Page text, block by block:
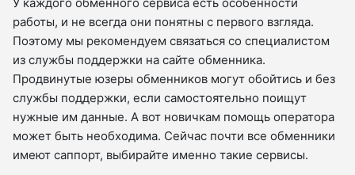
У каждого обменного сервиса есть особенности
работы, и не всегда они понятны с первого взгляда.
Поэтому мы рекомендуем связаться со специалистом
из службы поддержки на сайте обменника.
Продвинутые юзеры обменников могут обойтись и без
службы поддержки, если самостоятельно поищут
нужные им данные. А вот новичкам помощь оператора
может быть необходима. Сейчас почти все обменники
имеют саппорт, выбирайте именно такие сервисы.